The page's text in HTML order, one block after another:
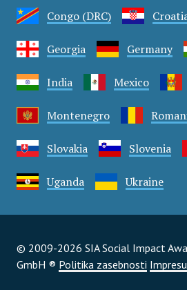
Congo (DRC)
Georgia Germany
India Mexico
Montenegro
Slovakia Slovenia
Uganda Ukraine
© 2009-2026 SIA Social Impact
GmbH ® Politika zasebnosti